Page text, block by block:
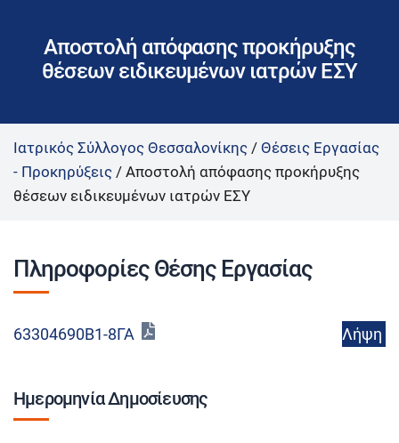
m
Αποστολή απόφασης προκήρυξης
θέσεων ειδικευμένων ιατρών ΕΣΥ
Ιατρικός Σύλλογος Θεσσαλονίκης / Θέσεις Εργασίας
- Προκηρύξεις / Αποστολή απόφασης προκήρυξης
θέσεων ειδικευμένων ιατρών ΕΣΥ
Πληροφορίες Θέσης Εργασίας
63304690Β1-8ΓΑ Λήψη
Ημερομηνία Δημοσίευσης